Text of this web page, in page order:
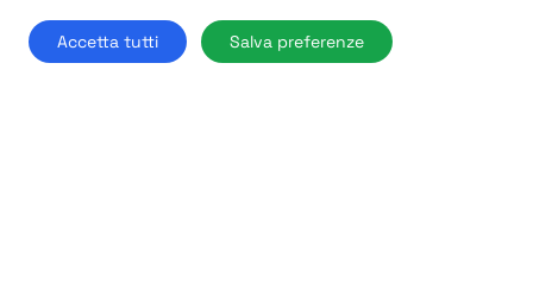
Accetta tutti Salva preferenze
Moncler